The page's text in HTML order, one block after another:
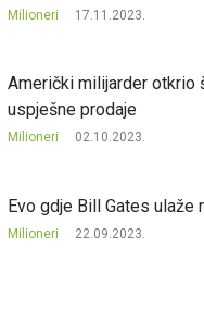
Milioneri 17.11.2023.
Američki milijarder otkrio
uspješne prodaje
Milioneri 02.10.2023.
Evo gdje Bill Gates ulaže
Milioneri 22.09.2023.